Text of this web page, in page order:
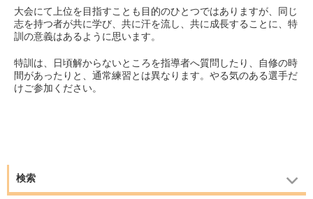
大会にて上位を目指すことも目的のひとつではありますが、同じ
志を持つ者が共に学び、共に汗を流し、共に成長することに、特
訓の意義はあるように思います。
特訓は、日頃解からないところを指導者へ質問したり、自修の時
間があったりと、通常練習とは異なります。やる気のある選手だ
けご参加ください。
検索